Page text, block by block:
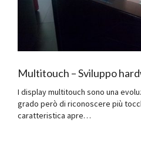
Multitouch – Sviluppo
I display multitouch sono una
grado però di riconoscere più
caratteristica apre…